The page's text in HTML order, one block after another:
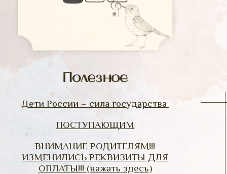
Полезное
Дети России – сила государства
ПОСТУПАЮЩИМ
ВНИМАНИЕ РОДИТЕЛЯМ!!!
ИЗМЕНИЛИСЬ РЕКВИЗИТЫ ДЛЯ
ОПЛАТЫ!!! (нажать здесь)